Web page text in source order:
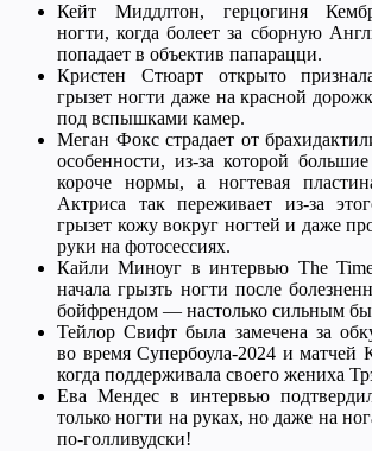
Кейт Миддлтон, герцогиня
ногти, когда болеет за сборную
попадает в объектив папарацци.
Кристен Стюарт открыто
грызет ногти даже на красной
под вспышками камер.
Меган Фокс страдает от
особенности, из-за которой
короче нормы, а ногтевая
Актриса так переживает из-за
грызет кожу вокруг ногтей и даже
руки на фотосессиях.
Кайли Миноуг в интервью The
начала грызть ногти после
бойфрендом — настолько сильным
Тейлор Свифт была замечена за
во время Супербоула-2024 и матчей
когда поддерживала своего жениха
Ева Мендес в интервью
только ногти на руках, но даже на
по-голливудски!